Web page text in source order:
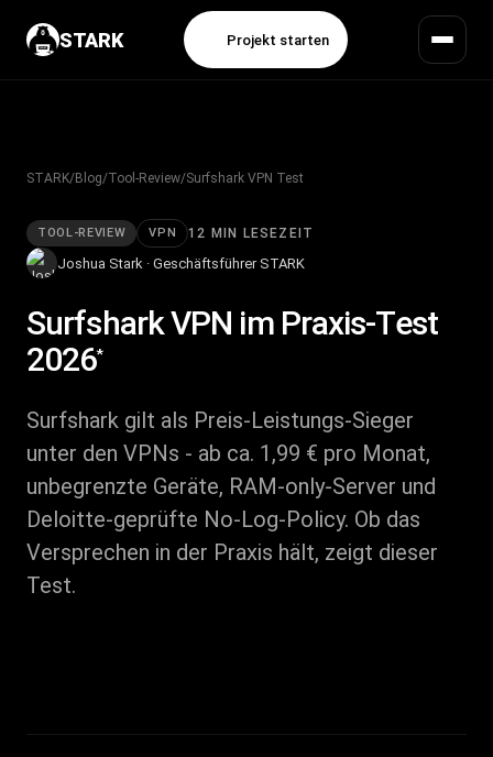
STARK Projekt starten
STARK/Blog/Tool-Review/Surfshark VPN Test
TOOL-REVIEW VPN 12 MIN LESEZEIT
Joshua Stark · Geschäftsführer STARK
Surfshark VPN im Praxis-Test
2026*
Surfshark gilt als Preis-Leistungs-Sieger
unter den VPNs - ab ca. 1,99 € pro Monat,
unbegrenzte Geräte, RAM-only-Server und
Deloitte-geprüfte No-Log-Policy. Ob das
Versprechen in der Praxis hält, zeigt dieser
Test.